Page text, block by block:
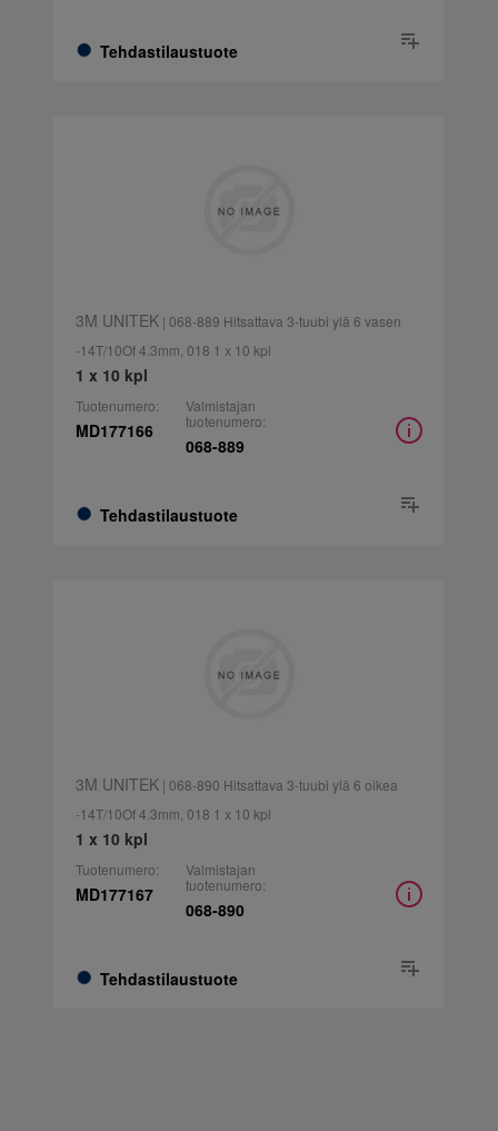
Tehdastilaustuote
3M UNITEK| 068-889 Hitsattava 3-tuubi ylä 6 vasen
-14T/10Of 4.3mm, 018 1 x 10 kpl
1 x 10 kpl
Tuotenumero:
MD177166
Tehdastilaustuote
Valmistajan
tuotenumero:
068-889
3M UNITEK| 068-890 Hitsattava 3-tuubi ylä 6 oikea
-14T/10Of 4.3mm, 018 1 x 10 kpl
1 x 10 kpl
Tuotenumero:
MD177167
Tehdastilaustuote
Valmistajan
tuotenumero:
068-890